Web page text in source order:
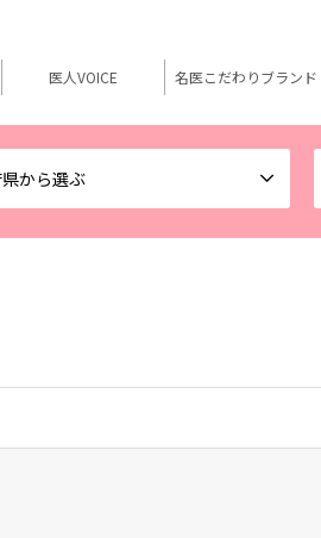
から選ぶ
医人VOICE 名医こだわりブランド